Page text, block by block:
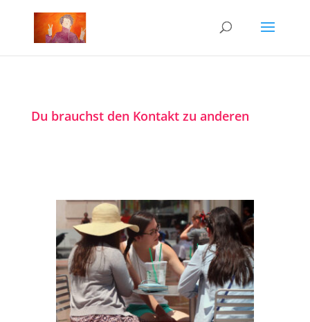
Du brauchst den Kontakt zu anderen